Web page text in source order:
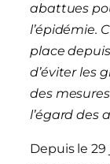
abattues
l’épidémie.
place
d’éviter les
des
l’égard des
Depuis le